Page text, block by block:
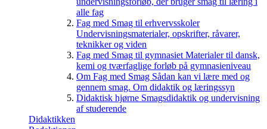
alle fag
Fag med Smag til erhvervsskoler
Undervisningsmaterialer, opskrifter, råvarer,
teknikker og viden
Fag med Smag til gymnasiet Materialer til dansk,
kemi og tværfaglige forløb på gymnasieniveau
Om Fag med Smag Sådan kan vi lære med og
gennem smag. Om didaktik og læringssyn
Didaktisk hjørne Smagsdidaktik og undervisning
af studerende
Didaktikken